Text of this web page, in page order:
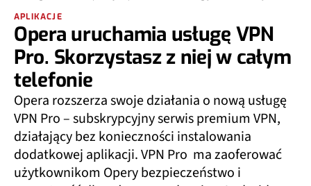
APLIKACJE
Opera uruchamia usługę VPN
Pro. Skorzystasz z niej w całym
telefonie
Opera rozszerza swoje działania o nową usługę
VPN Pro – subskrypcyjny serwis premium VPN,
działający bez konieczności instalowania
dodatkowej aplikacji. VPN Pro ma zaoferować
użytkownikom Opery bezpieczeństwo i